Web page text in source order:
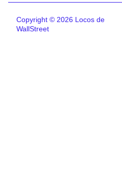
Copyright © 2026 Locos de
WallStreet